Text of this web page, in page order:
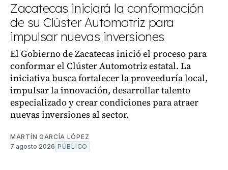
Zacatecas iniciará la conformación
de su Clúster Automotriz para
impulsar nuevas inversiones
El Gobierno de Zacatecas inició el proceso para
conformar el Clúster Automotriz estatal. La
iniciativa busca fortalecer la proveeduría local,
impulsar la innovación, desarrollar talento
especializado y crear condiciones para atraer
nuevas inversiones al sector.
MARTÍN GARCÍA LÓPEZ
7 agosto 2026 PÚBLICO